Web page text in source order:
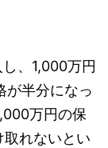
、1,000万円
が半分になっ
万円の保
れないとい